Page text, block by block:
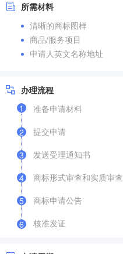
所需材料
清晰的商标图样
商品/服务项目
申请人英文名称地址
办理流程
1
准备申请材料
2
提交申请
3
发送受理通知书
4
商标形式审查和实质审查
5
商标申请公告
6 核准发证